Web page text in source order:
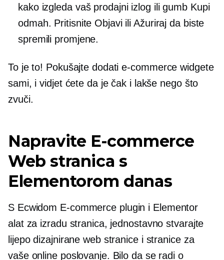
kako izgleda vaš prodajni izlog ili gumb Kupi
odmah. Pritisnite Objavi ili Ažuriraj da biste
spremili promjene.
To je to! Pokušajte dodatie-commerce widgete
sami, i vidjet ćete da je čak i lakše nego što
zvuči.
Napravite E-commerce
Web stranica s
Elementorom danas
S Ecwidom E-commerce plugin i Elementor
alat za izradu stranica, jednostavno stvarajte
lijepo dizajnirane web stranice i stranice za
vaše online poslovanje. Bilo da se radi o